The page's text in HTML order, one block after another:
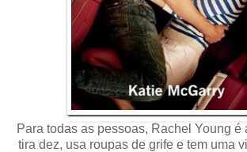
Para todas as pessoas, Rachel Young é
tira dez, usa roupas de grife e tem uma